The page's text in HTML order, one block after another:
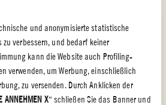
und anonymisierte statistische
zu verbessern, und bedarf keiner
kann die Website auch Profiling-
verwenden, um Werbung, einschließlich
zu versenden. Durch Anklicken der
ANNEHMEN X“ schließen Sie das Banner und
MIT DATTELTOMATEN
min EINFACH